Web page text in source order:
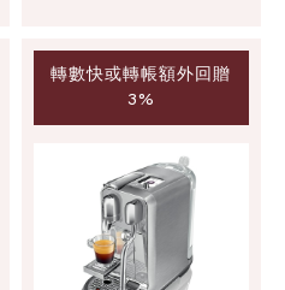
轉數快或轉帳額外回贈
3%